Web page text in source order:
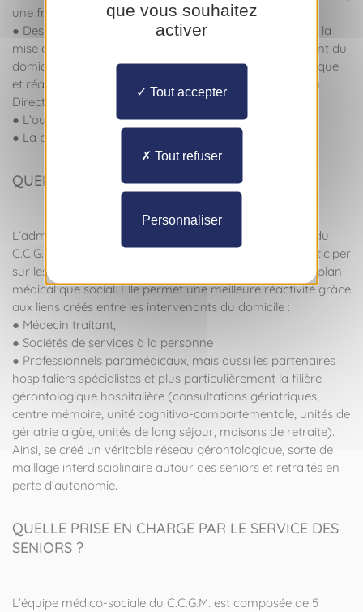
une fréquence et des missions identifiées,
● Des conseils pour l’aménagement du domicile depuis la
mise en place d’aides techniques jusqu’à l’aménagement du
domicile en partenariat avec le service médecine physique
et réadaptation hospitalier et la Division Handicap de la
Direction de l’Action et de l’Aide Sociale,
● L’ouverture de droits sociaux,
● La participation à des groupes de paroles.
QUEL INTÉRÊT PUIS-JE Y TROUVER ?
L’admission de la personne dans le processus de suivi du
C.C.G.M. permet de prévenir les situations de crise, d’anticiper
sur les besoins et les décisions à venir, aussi bien sur le plan
médical que social. Elle permet une meilleure réactivité grâce
aux liens créés entre les intervenants du domicile :
● Médecin traitant,
● Sociétés de services à la personne
● Professionnels paramédicaux, mais aussi les partenaires
hospitaliers spécialistes et plus particulièrement la filière
gérontologique hospitalière (consultations gériatriques,
centre mémoire, unité cognitivo-comportementale, unités de
gériatrie aigüe, unités de long séjour, maisons de retraite).
Ainsi, se créé un véritable réseau gérontologique, sorte de
maillage interdisciplinaire autour des seniors et retraités en
perte d’autonomie.
QUELLE PRISE EN CHARGE PAR LE SERVICE DES
SENIORS ?
L’équipe médico-sociale du C.C.G.M. est composée de 5
que vous souhaitez
activer
Tout accepter
Tout refuser
Personnaliser